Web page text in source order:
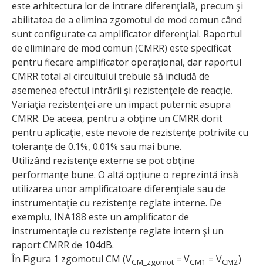
este arhitectura lor de intrare diferenţială, precum şi
abilitatea de a elimina zgomotul de mod comun când
sunt configurate ca amplificator diferenţial. Raportul
de eliminare de mod comun (CMRR) este specificat
pentru fiecare amplificator operaţional, dar raportul
CMRR total al circuitului trebuie să includă de
asemenea efectul intrării şi rezistenţele de reacţie.
Variaţia rezistenţei are un impact puternic asupra
CMRR. De aceea, pentru a obţine un CMRR dorit
pentru aplicaţie, este nevoie de rezistenţe potrivite cu
toleranţe de 0.1%, 0.01% sau mai bune.
Utilizând rezistenţe externe se pot obţine
performanţe bune. O altă opţiune o reprezintă însă
utilizarea unor amplificatoare diferenţiale sau de
instrumentaţie cu rezistenţe reglate interne. De
exemplu, INA188 este un amplificator de
instrumentaţie cu rezistenţe reglate intern şi un
raport CMRR de 104dB.
În Figura 1 zgomotul CM (VCM_zgomot = VCM1 = VCM2)